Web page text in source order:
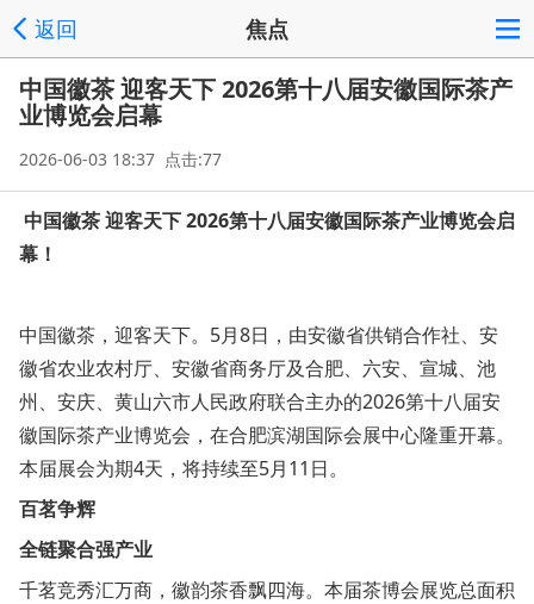
返回 焦点
中国徽茶 迎客天下 2026第十八届安徽国际茶产
业博览会启幕
2026-06-03 18:37 点击:77
中国徽茶 迎客天下 2026第十八届安徽国际茶产业博览会启
幕！
中国徽茶，迎客天下。5月8日，由安徽省供销合作社、安
徽省农业农村厅、安徽省商务厅及合肥、六安、宣城、池
州、安庆、黄山六市人民政府联合主办的2026第十八届安
徽国际茶产业博览会，在合肥滨湖国际会展中心隆重开幕。
本届展会为期4天，将持续至5月11日。
百茗争辉
全链聚合强产业
千茗竞秀汇万商，徽韵茶香飘四海。本届茶博会展览总面积